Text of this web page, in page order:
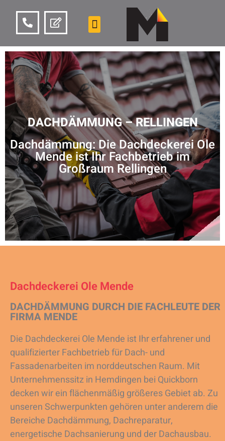
DACHDÄMMUNG – RELLINGEN
Dachdämmung: Die Dachdeckerei Ole
Mende ist Ihr Fachbetrieb im
Großraum Rellingen
Dachdeckerei Ole Mende
DACHDÄMMUNG DURCH DIE FACHLEUTE DER
FIRMA MENDE
Die Dachdeckerei Ole Mende ist Ihr erfahrener und
qualifizierter Fachbetrieb für Dach- und
Fassadenarbeiten im norddeutschen Raum. Mit
Unternehmenssitz in Hemdingen bei Quickborn
decken wir ein flächenmäßig größeres Gebiet ab. Zu
unseren Schwerpunkten gehören unter anderem die
Bereiche Dachdämmung, Dachreparatur,
energetische Dachsanierung und der Dachausbau.